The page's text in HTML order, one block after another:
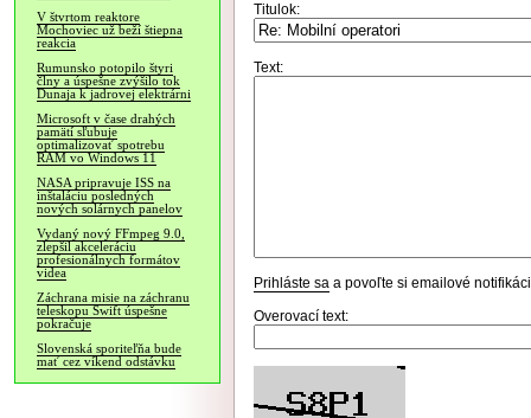
V štvrtom reaktore
Mochoviec už beží štiepna
reakcia
Rumunsko potopilo štyri
člny a úspešne zvýšilo tok
Dunaja k jadrovej elektrárni
Microsoft v čase drahých
pamätí sľubuje
optimalizovať spotrebu
RAM vo Windows 11
NASA pripravuje ISS na
inštaláciu posledných
nových solárnych panelov
Vydaný nový FFmpeg 9.0,
zlepšil akceleráciu
profesionálnych formátov
videa
Záchrana misie na záchranu
teleskopu Swift úspešne
pokračuje
Slovenská sporiteľňa bude
mať cez víkend odstávku
Titulok:
Text:
Prihláste sa a povoľte si emailové
Overovací text: